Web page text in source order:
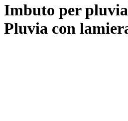
Imbuto per
Pluvia con